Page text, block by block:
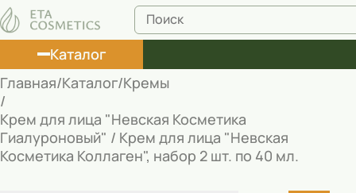
Каталог
Лосьоны
Туши
Главная Каталог Кремы
Крем для лица "Невская Косметика
Гиалуроновый" / Крем для лица "Невская
Косметика Коллаген", набор 2 шт. по 40 мл.